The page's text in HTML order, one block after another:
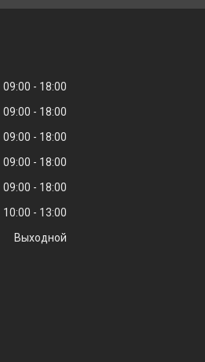
09:00
18:00
09:00
18:00
09:00
18:00
09:00
18:00
09:00
18:00
10:00
13:00
Выходной